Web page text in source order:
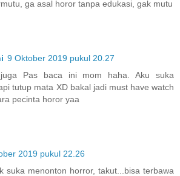
ga asal horor tanpa edukasi, gak mutu
9 Oktober 2019 pukul 20.27
juga Pas baca ini mom haha. Aku suka
tutup mata XD bakal jadi must have watch
pecinta horor yaa
2019 pukul 22.26
suka menonton horror, takut...bisa terbawa